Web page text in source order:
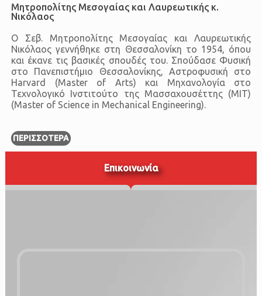
Μητροπολίτης Μεσογαίας και Λαυρεωτικής κ.
Νικόλαος
Ο Σεβ. Μητροπολίτης Μεσογαίας και Λαυρεωτικής
Νικόλαος γεννήθηκε στη Θεσσαλονίκη το 1954, όπου
και έκανε τις βασικές σπουδές του. Σπούδασε Φυσική
στο Πανεπιστήμιο Θεσσαλονίκης, Αστροφυσική στο
Harvard (Master of Arts) και Μηχανολογία στο
Τεχνολογικό Ινστιτούτο της Μασσαχουσέττης (ΜΙΤ)
(Master of Science in Mechanical Engineering).
ΠΕΡΙΣΣΌΤΕΡΑ
Επικοινωνία